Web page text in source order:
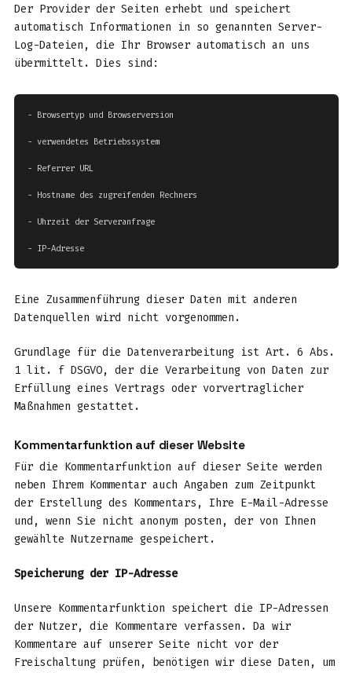
Der Provider der Seiten erhebt und speichert
automatisch Informationen in so genannten Server-
Log-Dateien, die Ihr Browser automatisch an uns
übermittelt. Dies sind:
- Browsertyp und Browserversion
- verwendetes Betriebssystem
- Referrer URL
- Hostname des zugreifenden Rechners
- Uhrzeit der Serveranfrage
- IP-Adresse
Eine Zusammenführung dieser Daten mit anderen
Datenquellen wird nicht vorgenommen.
Grundlage für die Datenverarbeitung ist Art. 6 Abs.
1 lit. f DSGVO, der die Verarbeitung von Daten zur
Erfüllung eines Vertrags oder vorvertraglicher
Maßnahmen gestattet.
Kommentarfunktion auf dieser Website
Für die Kommentarfunktion auf dieser Seite werden
neben Ihrem Kommentar auch Angaben zum Zeitpunkt
der Erstellung des Kommentars, Ihre E-Mail-Adresse
und, wenn Sie nicht anonym posten, der von Ihnen
gewählte Nutzername gespeichert.
Speicherung der IP-Adresse
Unsere Kommentarfunktion speichert die IP-Adressen
der Nutzer, die Kommentare verfassen. Da wir
Kommentare auf unserer Seite nicht vor der
Freischaltung prüfen, benötigen wir diese Daten, um